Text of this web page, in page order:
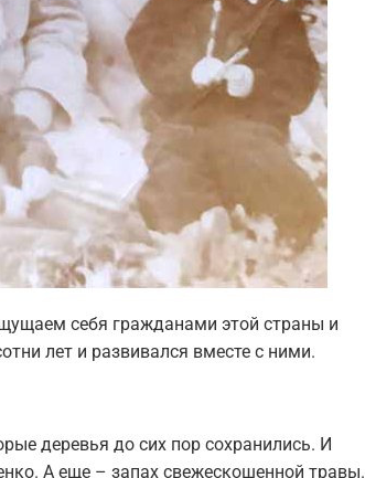
себя гражданами этой страны и
лет и развивался вместе с ними.
деревья до сих пор сохранились. И
А еще – запах свежескошенной травы.